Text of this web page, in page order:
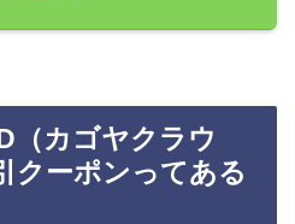
（カゴヤクラウ
クーポンってある